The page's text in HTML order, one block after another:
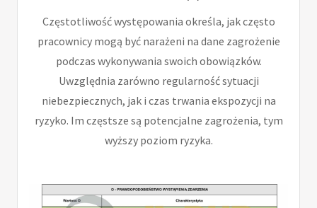
Częstotliwość występowania określa, jak często
pracownicy mogą być narażeni na dane zagrożenie
podczas wykonywania swoich obowiązków.
Uwzględnia zarówno regularność sytuacji
niebezpiecznych, jak i czas trwania ekspozycji na
ryzyko. Im częstsze są potencjalne zagrożenia, tym
wyższy poziom ryzyka.